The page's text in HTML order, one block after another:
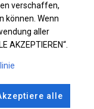
verschaffen,
können. Wenn
aller
AKZEPTIEREN“.
alle